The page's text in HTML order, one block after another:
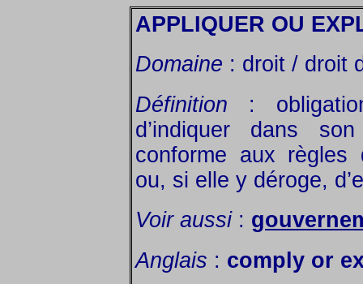
APPLIQUER OU
Domaine : droit / droit
Définition :
d’indiquer dans
conforme aux règles
ou, si elle y déroge,
Voir aussi:
Anglais : comply or